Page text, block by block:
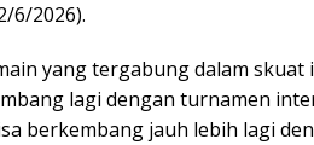
6/2026).
yang tergabung dalam skuat
lagi dengan turnamen
berkembang jauh lebih lagi